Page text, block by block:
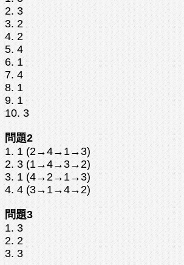
2. 3
3. 2
4. 2
5. 4
6. 1
7. 4
8. 1
9. 1
10. 3
問題2
1. 1 (2→4→1→3)
2. 3 (1→4→3→2)
3. 1 (4→2→1→3)
4. 4 (3→1→4→2)
問題3
1. 3
2. 2
3. 3